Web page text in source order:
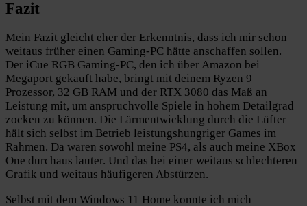
Fazit
Mein Fazit gleicht eher der Erkenntnis, dass ich mir schon
weitaus früher einen Gaming-PC hätte anschaffen sollen.
Der iCue RGB Gaming-PC, den ich über Amazon bei
Megaport gekauft habe, bringt mit deinem Ryzen 9
Prozessor, 32 GB RAM und der RTX 3080 das Maß an
Leistung mit, um anspruchvolle Spiele in hohem Detailgrad
zocken zu können. Die Lärmentwicklung durch die Lüfter
hält sich selbst im Betrieb leistungshungriger Games im
Rahmen. Da waren sowohl meine PS4, als auch meine XBox
One durchaus lauter. Und das bei einer weitaus schlechteren
Grafik und weitaus häufigeren Abstürzen.
Selbst mit dem Windows 11 Home konnte ich mich